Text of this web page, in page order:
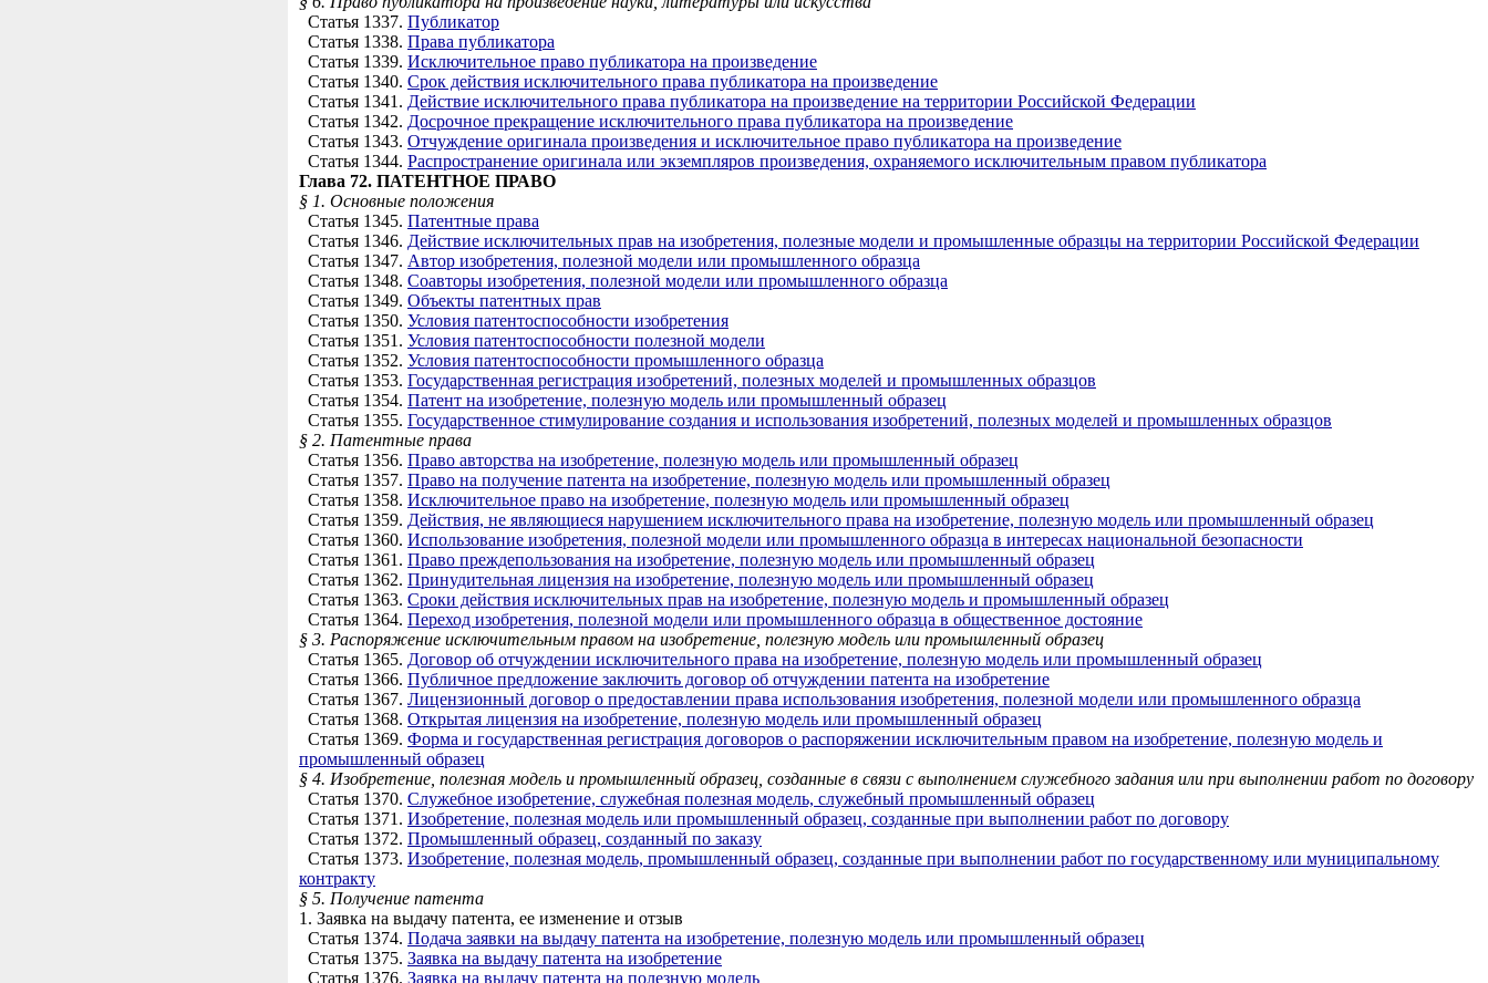
Статья 1337. Публикатор
Статья 1338. Права публикатора
Статья 1339. Исключительное право публикатора на произведение
Статья 1340. Срок действия исключительного права публикатора на произведение
Статья 1341. Действие исключительного права публикатора на произведение на территории Российской Федерации
Статья 1342. Досрочное прекращение исключительного права публикатора на произведение
Статья 1343. Отчуждение оригинала произведения и исключительное право публикатора на произведение
Статья 1344. Распространение оригинала или экземпляров произведения, охраняемого исключительным правом публикатора
Глава 72. ПАТЕНТНОЕ ПРАВО
§ 1. Основные положения
Статья 1345. Патентные права
Статья 1346. Действие исключительных прав на изобретения, полезные модели и промышленные образцы на территории Российской Федерации
Статья 1347. Автор изобретения, полезной модели или промышленного образца
Статья 1348. Соавторы изобретения, полезной модели или промышленного образца
Статья 1349. Объекты патентных прав
Статья 1350. Условия патентоспособности изобретения
Статья 1351. Условия патентоспособности полезной модели
Статья 1352. Условия патентоспособности промышленного образца
Статья 1353. Государственная регистрация изобретений, полезных моделей и промышленных образцов
Статья 1354. Патент на изобретение, полезную модель или промышленный образец
Статья 1355. Государственное стимулирование создания и использования изобретений, полезных моделей и промышленных образцов
§ 2. Патентные права
Статья 1356. Право авторства на изобретение, полезную модель или промышленный образец
Статья 1357. Право на получение патента на изобретение, полезную модель или промышленный образец
Статья 1358. Исключительное право на изобретение, полезную модель или промышленный образец
Статья 1359. Действия, не являющиеся нарушением исключительного права на изобретение, полезную модель или промышленный образец
Статья 1360. Использование изобретения, полезной модели или промышленного образца в интересах национальной безопасности
Статья 1361. Право преждепользования на изобретение, полезную модель или промышленный образец
Статья 1362. Принудительная лицензия на изобретение, полезную модель или промышленный образец
Статья 1363. Сроки действия исключительных прав на изобретение, полезную модель и промышленный образец
Статья 1364. Переход изобретения, полезной модели или промышленного образца в общественное достояние
§ 3. Распоряжение исключительным правом на изобретение, полезную модель или промышленный образец
Статья 1365. Договор об отчуждении исключительного права на изобретение, полезную модель или промышленный образец
Статья 1366. Публичное предложение заключить договор об отчуждении патента на изобретение
Статья 1367. Лицензионный договор о предоставлении права использования изобретения, полезной модели или промышленного образца
Статья 1368. Открытая лицензия на изобретение, полезную модель или промышленный образец
Статья 1369. Форма и государственная регистрация договоров о распоряжении исключительным правом на изобретение, полезную модель и
промышленный образец
§ 4. Изобретение, полезная модель и промышленный образец, созданные в связи с выполнением служебного задания или при выполнении работ по договору
Статья 1370. Служебное изобретение, служебная полезная модель, служебный промышленный образец
Статья 1371. Изобретение, полезная модель или промышленный образец, созданные при выполнении работ по договору
Статья 1372. Промышленный образец, созданный по заказу
Статья 1373. Изобретение, полезная модель, промышленный образец, созданные при выполнении работ по государственному или муниципальному
контракту
§ 5. Получение патента
1. Заявка на выдачу патента, ее изменение и отзыв
Статья 1374. Подача заявки на выдачу патента на изобретение, полезную модель или промышленный образец
Статья 1375. Заявка на выдачу патента на изобретение
Статья 1376. Заявка на выдачу патента на полезную модель